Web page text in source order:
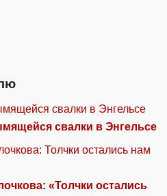
свалки в Энгельсе
«Толчки остались